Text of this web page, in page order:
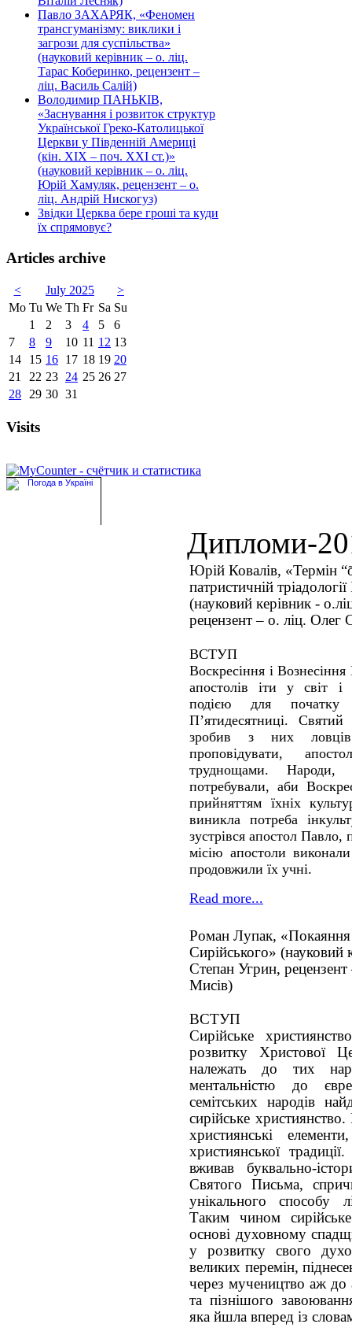
Павло ЗАХАРЯК, «Феномен
трансгуманізму: виклики і
загрози для суспільства»
(науковий керівник – о. ліц.
Тарас Коберинко, рецензент –
ліц. Василь Салій)
Володимир ПАНЬКІВ,
«Заснування і розвиток структур
Української Греко-Католицької
Церкви у Південній Америці
(кін. ХІХ – поч. ХХІ ст.)»
(науковий керівник – о. ліц.
Юрій Хамуляк, рецензент – о.
ліц. Андрій Нискогуз)
Звідки Церква бере гроші та куди
їх спрямовує?
Articles archive
< July 2025
>
Mo Tu We Th Fr Sa Su
1
2 3 4 5
6
7
8 9 10 11 12 13
14
15 16 17 18 19 20
21
22 23 24 25 26 27
28
29 30 31
Visits
Дипломи-
Юрій Ковалів, «Термін
патристичній тріадології
(науковий керівник -
рецензент – о. ліц. Олег
ВСТУП
Воскресіння і
апостолів іти у світ
подією для початку
П’ятидесятниці.
зробив з них
проповідувати,
труднощами.
потребували, аби
прийняттям їхніх
виникла потреба
зустрівся апостол
місію апостоли
продовжили їх учні.
Read more...
Роман Лупак, «Покаяння
Сирійського» (науковий
Степан Угрин,
Мисів)
ВСТУП
Сирійське
розвитку Христової
належать до тих
ментальністю до
семітських народів
сирійське
християнські
християнської
вживав буквально-
Святого Письма,
унікального способу
Таким чином
основі духовному
у розвитку свого
великих перемін,
через мучеництво аж до
та пізнішого
яка йшла вперед із